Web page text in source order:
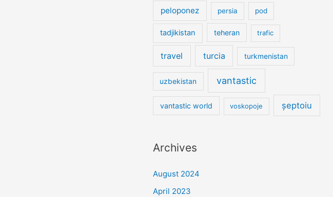
peloponez persia pod
tadjikistan teheran trafic
travel turcia turkmenistan
uzbekistan vantastic
vantastic world voskopoje șeptoiu
Archives
August 2024
April 2023